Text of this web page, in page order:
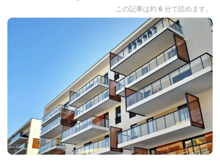
この記事は約 6 分で読めます。